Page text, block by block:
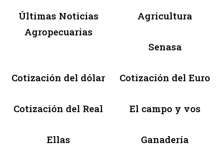
Últimas Noticias
Agropecuarias
Agricultura
Senasa
Cotización del dólar Cotización del Euro
Cotización del Real El campo y vos
Ellas Ganadería